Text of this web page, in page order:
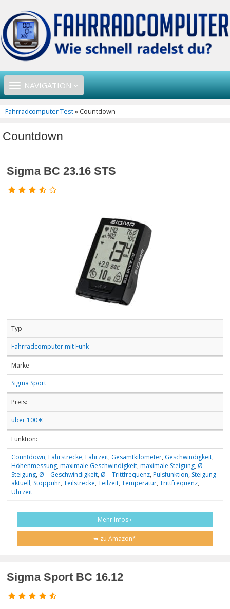
TOGGLE
NAVIGATION
NAVIGATION
Fahrradcomputer Test» Countdown
Countdown
Sigma BC 23.16 STS
Typ
Fahrradcomputer mit Funk
Marke
Sigma Sport
Preis:
über 100 €
Funktion:
Countdown, Fahrstrecke, Fahrzeit, Gesamtkilometer, Geschwindigkeit,
Höhenmessung, maximale Geschwindigkeit, maximale Steigung, Ø -
Steigung, Ø – Geschwindigkeit, Ø – Trittfrequenz, Pulsfunktion, Steigung
aktuell, Stoppuhr, Teilstrecke, Teilzeit, Temperatur, Trittfrequenz,
Uhrzeit
Mehr Infos ›
➥ zu Amazon*
Sigma Sport BC 16.12